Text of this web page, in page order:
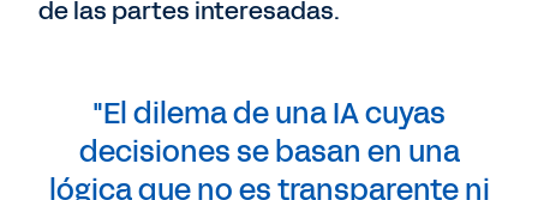
de las partes interesadas.
"El dilema de una IA cuyas
decisiones se basan en una
lógica que no es transparente ni